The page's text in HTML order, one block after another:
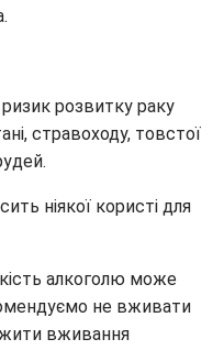
розвитку раку
стравоходу, товстої
ніякої користі для
алкоголю може
не вживати
вживання